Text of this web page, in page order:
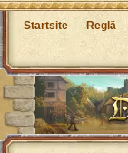
Startsite - Reglä -